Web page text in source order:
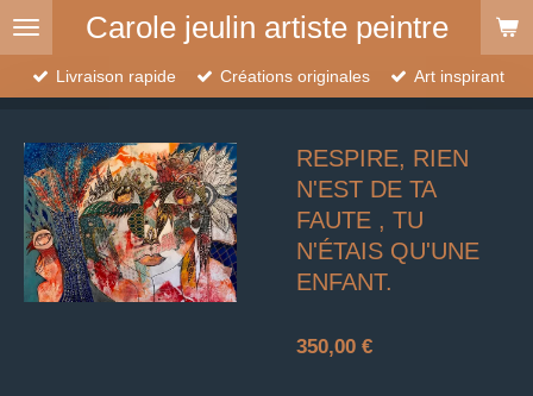
Passer
contenu
principal
Carole jeulin artiste peintre
Livraison rapide Créations originales Art inspirant
RESPIRE, RIEN
N'EST DE TA
FAUTE , TU
N'ÉTAIS QU'UNE
ENFANT.
350,00 €